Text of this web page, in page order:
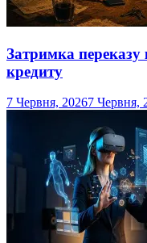
Затримка переказу
кредиту
7 Червня, 20267 Червня,